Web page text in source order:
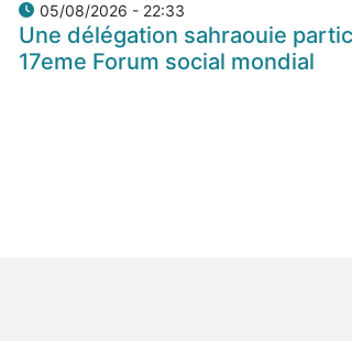
05/08/2026 - 22:33
Une délégation sahraouie
17eme Forum social mondial